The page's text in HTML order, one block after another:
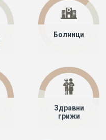
Болници
Здравни
грижи